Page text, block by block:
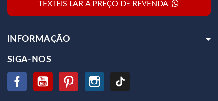
TÊXTEIS LAR A PREÇO DE REVENDA
INFORMAÇÃO
SIGA-NOS
Facebook YouTube Pinterest Instagram